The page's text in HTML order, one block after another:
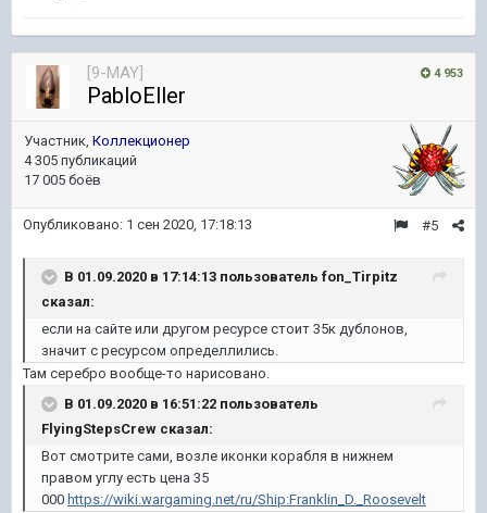
4 953
[9-MAY]
PabloEller
Участник, Коллекционер
4 305 публикаций
17 005 боёв
#5
Опубликовано: 1 сен 2020, 17:18:13
В 01.09.2020 в 17:14:13 пользователь fon_Tirpitz
сказал:
если на сайте или другом ресурсе стоит 35к дублонов,
значит с ресурсом определлились.
Там серебро вообще-то нарисовано.
В 01.09.2020 в 16:51:22 пользователь
FlyingStepsCrew сказал:
Вот смотрите сами, возле иконки корабля в нижнем
правом углу есть цена 35
000 https://wiki.wargaming.net/ru/Ship:Franklin_D._Roosevelt